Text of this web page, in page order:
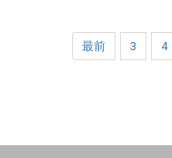
最前 3 4